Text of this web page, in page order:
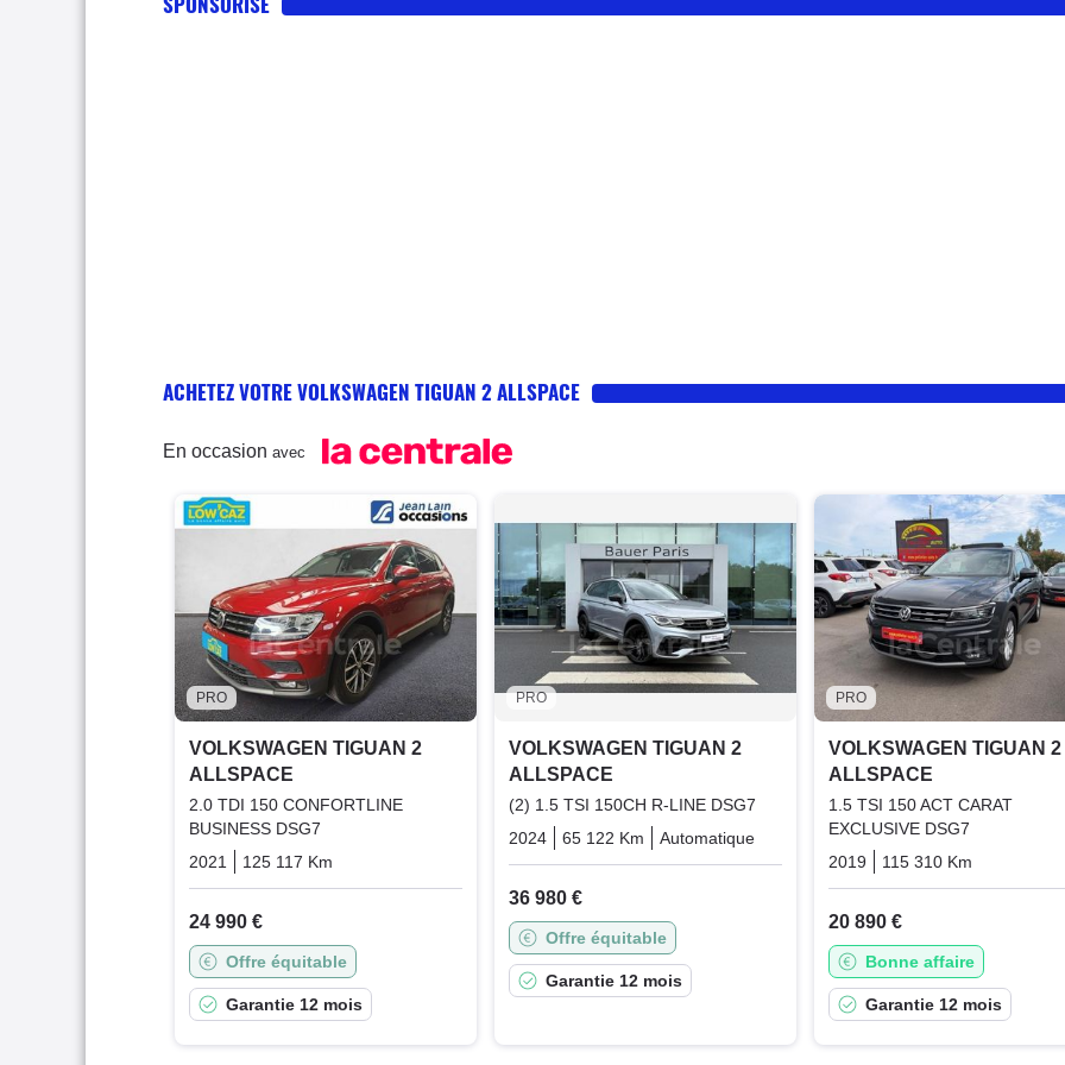
ACHETEZ VOTRE VOLKSWAGEN TIGUAN 2 ALLSPACE
En occasion avec
PRO
VOLKSWAGEN TIGUAN 2
ALLSPACE
2.0 TDI 150 CONFORTLINE
BUSINESS DSG7
2021
125 117 Km
24 990 €
Offre équitable
Garantie 12 mois
PRO
VOLKSWAGEN TIGUAN 2
ALLSPACE
(2) 1.5 TSI 150CH R-LINE DSG7
2024
65 122 Km Automatique Essence
36 980 €
Offre équitable
Garantie 12 mois
PRO
VOLKSWAGEN TIGUAN 2
ALLSPACE
1.5 TSI 150 ACT CARAT
EXCLUSIVE DSG7
2019
115 310 Km
20 890 €
Bonne affaire
Garantie 12 mois